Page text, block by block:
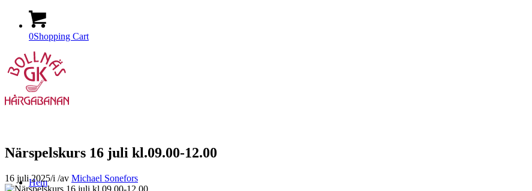
0Shopping Cart
Hem
Närspelskurs 16 juli kl.09.00-12.00
16 juli 2025/i /av Michael Sonefors